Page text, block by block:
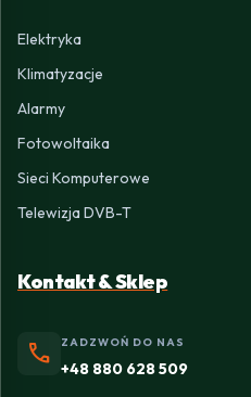
Elektryka
Klimatyzacje
Alarmy
Fotowoltaika
Sieci Komputerowe
Telewizja DVB-T
Kontakt & Sklep
phone ZADZWOŃ DO NAS
+48 880 628 509